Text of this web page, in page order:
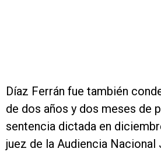
Díaz Ferrán fue también
de dos años y dos meses de
sentencia dictada en
juez de la Audiencia